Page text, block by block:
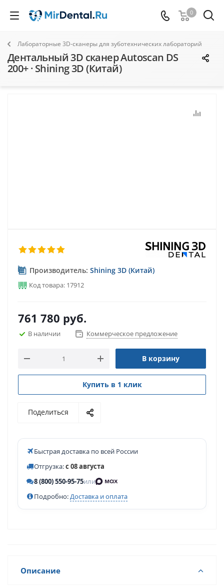
0
Лабораторные 3D-сканеры для зуботехнических лабораторий
Дентальный 3D сканер Autoscan DS
200+ · Shining 3D (Китай)
Производитель: Shining 3D (Китай)
Код товара: 17912
761 780 руб.
В наличии Коммерческое предложение
В корзину
Купить в 1 клик
Поделиться
Быстрая доставка по всей России
Отгрузка:с 08 августа
8 (800) 550-95-75или
Подробно:Доставка и оплата
Описание